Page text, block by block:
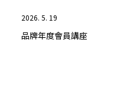
2026. 5. 19
品牌年度會員講座